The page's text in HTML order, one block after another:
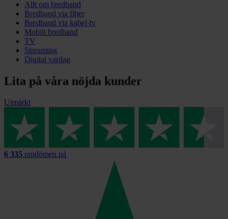
Allt om bredband
Bredband via fiber
Bredband via kabel-tv
Mobilt bredband
TV
Streaming
Digital vardag
Lita på våra nöjda kunder
Utmärkt
6 335 omdömen på